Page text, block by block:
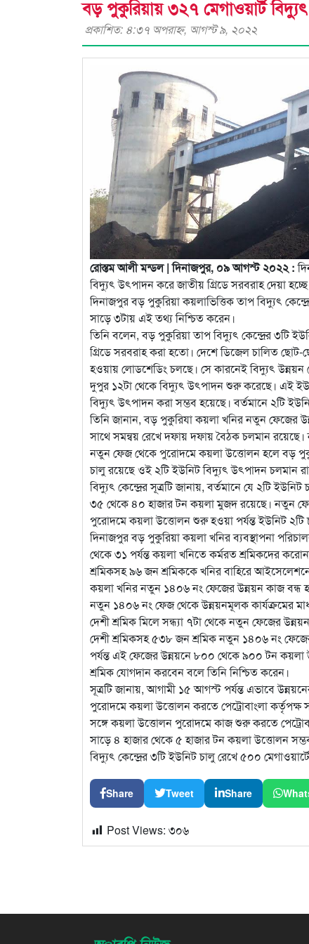
বড় পুকুরিয়ায় ৩২৭ মেগাওয়ার্ট
প্রকাশিত: ৪:৩৭ অপরাহ্ণ, আগস্ট ৯, ২০২২
রোস্তম আলী মন্ডল | দিনাজপুর, ০৯ আগস্ট ২০২২ :
বিদ্যুৎ উৎপাদন করে জাতীয় গ্রিডে সরবরাহ দেয়া
দিনাজপুর বড় পুকুরিয়া কয়লাভিত্তিক তাপ বিদ্যুৎ
সাড়ে ৩টায় এই তথ্য নিশ্চিত করেন।
তিনি বলেন, বড় পুকুরিয়া তাপ বিদ্যুৎ কেন্দ্রের ৩টি
গ্রিডে সরবরাহ করা হতো। দেশে ডিজেল চালিত ছোট-
হওয়ায় লোডশেডিং চলছে। সে কারনেই বিদ্যুৎ উন্নয়ন
দুপুর ১২টা থেকে বিদ্যুৎ উৎপাদন শুরু করেছে। এই
বিদ্যুৎ উৎপাদন করা সম্ভব হয়েছে। বর্তমানে ২টি
তিনি জানান, বড় পুকুরিযা কয়লা খনির নতুন ফেজের
সাথে সমন্বয় রেখে দফায় দফায় বৈঠক চলমান
নতুন ফেজ থেকে পুরোদমে কয়লা উত্তোলন হলে বড়
চালু রয়েছে ওই ২টি ইউনিট বিদ্যুৎ উৎপাদন চলমান
বিদ্যুৎ কেন্দ্রের সূত্রটি জানায়, বর্তমানে যে ২টি
৩৫ থেকে ৪০ হাজার টন কয়লা মুজদ রয়েছে। নতুন
পুরোদমে কয়লা উত্তোলন শুরু হওয়া পর্যন্ত ইউনিট ২টি
দিনাজপুর বড় পুকুরিয়া কয়লা খনির ব্যবস্থাপনা
থেকে ৩১ পর্যন্ত কয়লা খনিতে কর্মরত শ্রমিকদের
শ্রমিকসহ ৯৬ জন শ্রমিককে খনির বাহিরে
কয়লা খনির নতুন ১৪০৬ নং ফেজের উন্নয়ন কাজ বন্ধ
নতুন ১৪০৬ নং ফেজ থেকে উন্নয়নমূলক কার্যক্রমের
দেশী শ্রমিক মিলে সন্ধ্যা ৭টা থেকে নতুন ফেজের
দেশী শ্রমিকসহ ৫৩৮ জন শ্রমিক নতুন ১৪০৬ নং
পর্যন্ত এই ফেজের উন্নয়নে ৮০০ থেকে ৯০০ টন
শ্রমিক যোগদান করবেন বলে তিনি নিশ্চিত করেন।
সূত্রটি জানায়, আগামী ১৫ আগস্ট পর্যন্ত এভাবে
পুরোদমে কয়লা উত্তোলন করতে পেট্রোবাংলা কর্তৃপক্ষ
সঙ্গে কয়লা উত্তোলন পুরোদমে কাজ শুরু করতে
সাড়ে ৪ হাজার থেকে ৫ হাজার টন কয়লা উত্তোলন
বিদ্যুৎ কেন্দ্রের ৩টি ইউনিট চালু রেখে ৫০০
Share Tweet Share
Post Views: ৩০৬